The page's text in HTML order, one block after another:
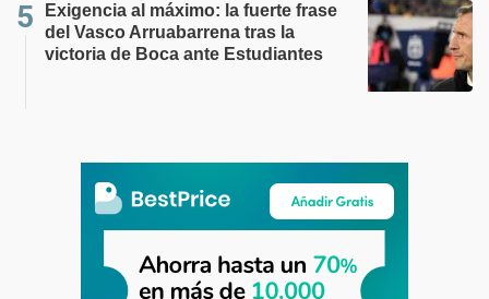
Exigencia al máximo: la fuerte frase
del Vasco Arruabarrena tras la
victoria de Boca ante Estudiantes